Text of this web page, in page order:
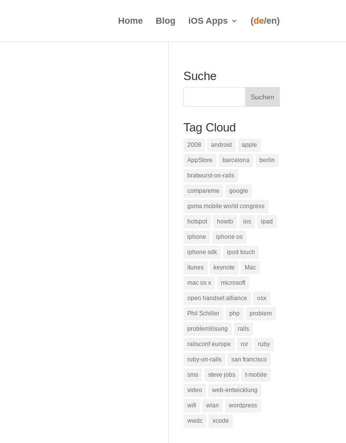
Home Blog iOS Apps (de/en)
Suche
Tag Cloud
2008 android apple
AppStore barcelona berlin
bratwurst-on-rails
compareme google
gsma mobile world congress
hotspot howto ios ipad
iphone iphone os
iphone sdk ipod touch
itunes keynote Mac
mac os x microsoft
open handset alliance osx
Phil Schiller php problem
problemlösung rails
railsconf europe ror ruby
ruby-on-rails san francisco
sms steve jobs t-mobile
video web-entwicklung
wifi wlan wordpress
wwdc xcode